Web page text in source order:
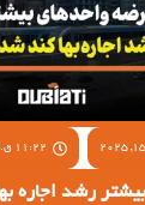
11:22 ق.ظ
رشد اجاره